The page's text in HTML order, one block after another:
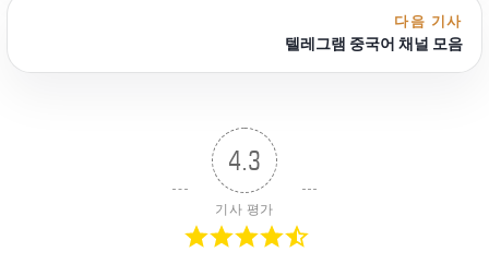
다음 기사
텔레그램 중국어 채널 모음
4.3
기사 평가